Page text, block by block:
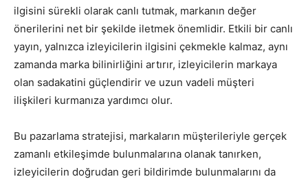
ilgisini sürekli olarak canlı tutmak, markanın değer
önerilerini net bir şekilde iletmek önemlidir. Etkili bir canlı
yayın, yalnızca izleyicilerin ilgisini çekmekle kalmaz, aynı
zamanda marka bilinirliğini artırır, izleyicilerin markaya
olan sadakatini güçlendirir ve uzun vadeli müşteri
ilişkileri kurmanıza yardımcı olur.
Bu pazarlama stratejisi, markaların müşterileriyle gerçek
zamanlı etkileşimde bulunmalarına olanak tanırken,
izleyicilerin doğrudan geri bildirimde bulunmalarını da